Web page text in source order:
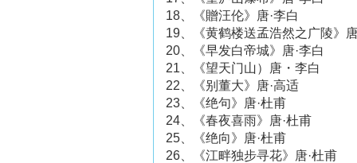
18、《贈汪伦》唐·李白
19、《黄鹤楼送孟浩然之广陵》
20、《早发白帝城》唐·李白
21、《望天门山）唐・李白
22、《别董大》唐·高适
23、《绝句》唐·杜甫
24、《春夜喜雨》唐·杜甫
25、《绝向》唐·杜甫
26、《江畔独步寻花》唐·杜甫